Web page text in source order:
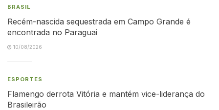
BRASIL
Recém-nascida sequestrada em Campo Grande é
encontrada no Paraguai
10/08/2026
ESPORTES
Flamengo derrota Vitória e mantém vice-liderança do
Brasileirão